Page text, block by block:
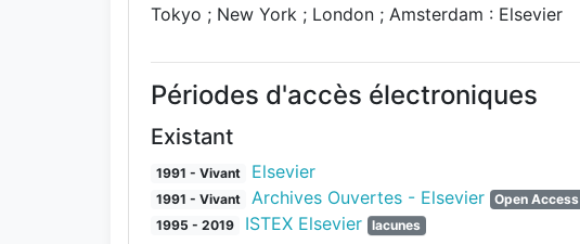
Tokyo ; New York ; London ; Amsterdam : Elsevier
Périodes d'accès électroniques
Existant
1991 - Vivant Elsevier
1991 - Vivant Archives Ouvertes - Elsevier Open Access
1995 - 2019
ISTEX Elsevier lacunes